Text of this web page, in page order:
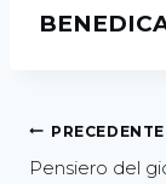
PRECEDENTE
Pensiero del